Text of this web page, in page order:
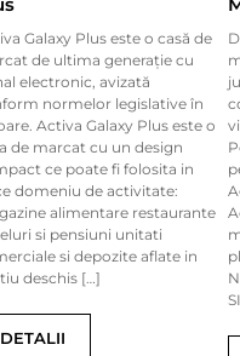
Galaxy Plus este o casă de
de ultima generație cu
electronic, avizată
normelor legislative în
Activa Galaxy Plus este o
de marcat cu un design
ce poate fi folosita in
domeniu de activitate:
alimentare restaurante
si pensiuni unitati
si depozite aflate in
deschis […]
DETALII